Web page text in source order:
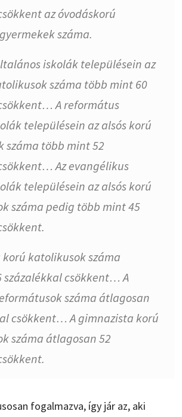
az óvodáskorú
száma.
iskolák településein az
száma több mint 60
A református
településein az alsós korú
száma több mint 52
Az evangélikus
településein az alsós korú
száma pedig több mint 45
katolikusok száma
százalékkal csökkent… A
száma átlagosan
csökkent… A gimnazista korú
száma átlagosan 52
fogalmazva, így jár az, aki